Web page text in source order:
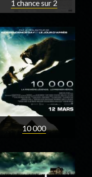
1 chance sur 2
10 000